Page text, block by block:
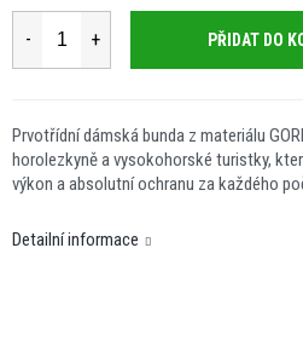
PŘIDAT DO
Prvotřídní dámská bunda z materiálu
horolezkyně a vysokohorské turistky,
výkon a absolutní ochranu za každého
Detailní informace